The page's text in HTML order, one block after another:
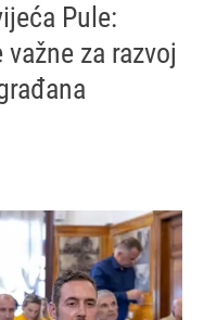
Pule:
za razvoj